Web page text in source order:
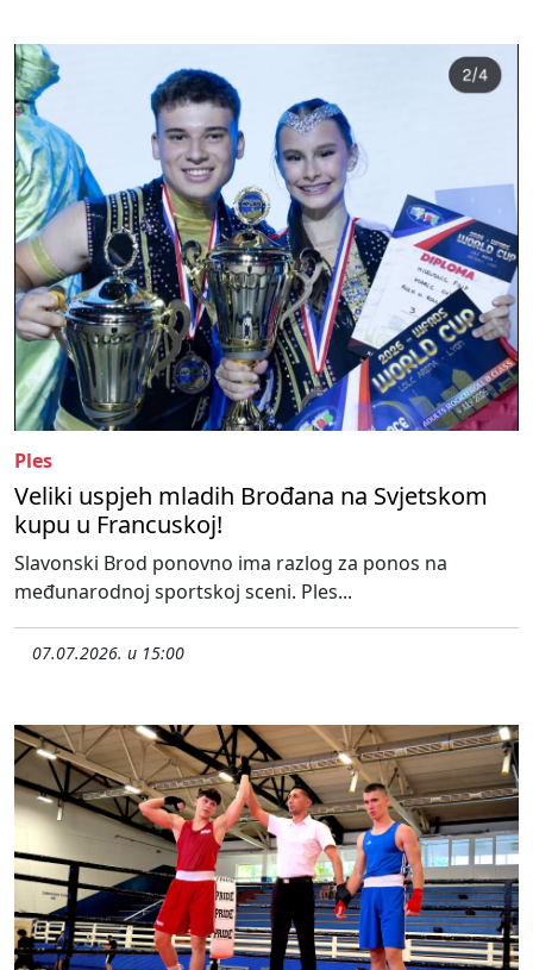
Ples
Veliki uspjeh mladih Brođana na Svjetskom
kupu u Francuskoj!
Slavonski Brod ponovno ima razlog za ponos na
međunarodnoj sportskoj sceni. Ples...
07.07.2026. u 15:00